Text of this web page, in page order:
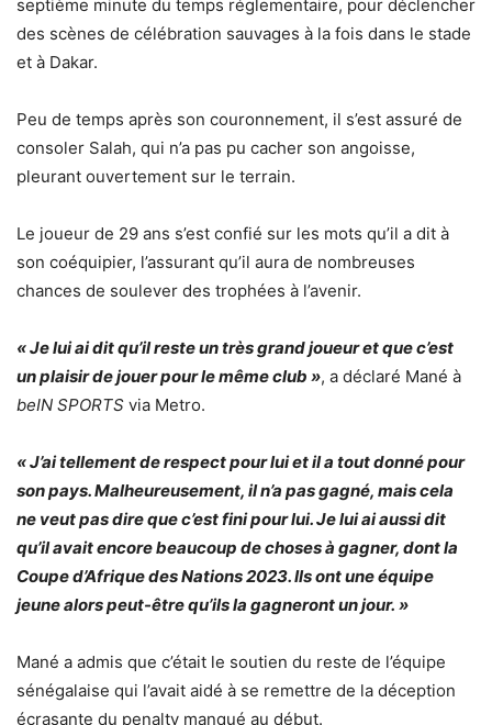
septième minute du temps réglementaire, pour déclencher
des scènes de célébration sauvages à la fois dans le stade
et à Dakar.
Peu de temps après son couronnement, il s’est assuré de
consoler Salah, qui n’a pas pu cacher son angoisse,
pleurant ouvertement sur le terrain.
Le joueur de 29 ans s’est confié sur les mots qu’il a dit à
son coéquipier, l’assurant qu’il aura de nombreuses
chances de soulever des trophées à l’avenir.
« Je lui ai dit qu’il reste un très grand joueur et que c’est
un plaisir de jouer pour le même club », a déclaré Mané à
beIN SPORTS via Metro.
« J’ai tellement de respect pour lui et il a tout donné pour
son pays. Malheureusement, il n’a pas gagné, mais cela
ne veut pas dire que c’est fini pour lui. Je lui ai aussi dit
qu’il avait encore beaucoup de choses à gagner, dont la
Coupe d’Afrique des Nations 2023. Ils ont une équipe
jeune alors peut-être qu’ils la gagneront un jour. »
Mané a admis que c’était le soutien du reste de l’équipe
sénégalaise qui l’avait aidé à se remettre de la déception
écrasante du penalty manqué au début.